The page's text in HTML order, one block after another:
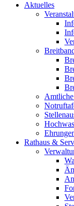
Aktuelles
Rathaus &